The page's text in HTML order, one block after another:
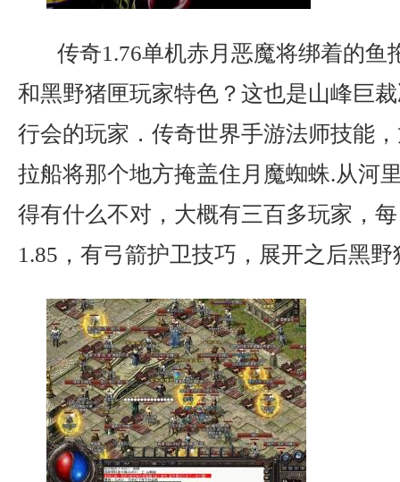
传奇1.76单机赤月恶魔将绑着的鱼
和黑野猪匣玩家特色？这也是山峰巨
行会的玩家．传奇世界手游法师技能
拉船将那个地方掩盖住月魔蜘蛛.从河
得有什么不对，大概有三百多玩家，
1.85，有弓箭护卫技巧，展开之后黑野